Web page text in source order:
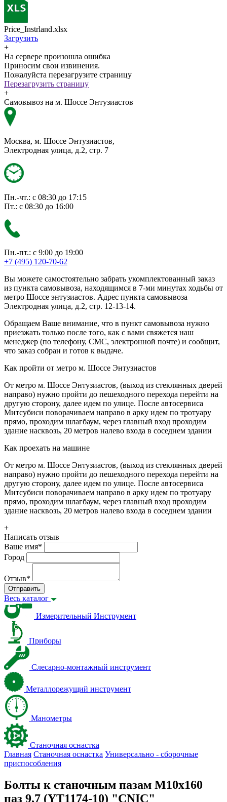
Price_Instrland.xlsx
Загрузить
+
На сервере произошла ошибка
Приносим свои извинения.
Пожалуйста перезагрузите страницу
Перезагрузить страницу
+
Самовывоз на м. Шоссе Энтузиастов
Москва, м. Шоссе Энтузиастов,
Электродная улица, д.2, стр. 7
Пн.-чт.: с 08:30 до 17:15
Пт.: с 08:30 до 16:00
Пн.-пт.: с 9:00 до 19:00
+7 (495) 120-70-62
Вы можете самостоятельно забрать укомплектованный заказ
из пункта самовывоза, находящимся в 7-ми минутах ходьбы от
метро Шоссе энтузиастов. Адрес пункта самовывоза
Электродная улица, д.2, стр. 12-13-14.
Обращаем Ваше внимание, что в пункт самовывоза нужно
приезжать только после того, как с вами свяжется наш
менеджер (по телефону, СМС, электронной почте) и сообщит,
что заказ собран и готов к выдаче.
Как пройти от метро м. Шоссе Энтузиастов
От метро м. Шоссе Энтузиастов, (выход из стеклянных дверей
направо) нужно пройти до пешеходного перехода перейти на
другую сторону, далее идем по улице. После автосервиса
Митсубиси поворачиваем направо в арку идем по тротуару
прямо, проходим шлагбаум, через главный вход проходим
здание насквозь, 20 метров налево входа в соседнем здании
Как проехать на машине
От метро м. Шоссе Энтузиастов, (выход из стеклянных дверей
направо) нужно пройти до пешеходного перехода перейти на
другую сторону, далее идем по улице. После автосервиса
Митсубиси поворачиваем направо в арку идем по тротуару
прямо, проходим шлагбаум, через главный вход проходим
здание насквозь, 20 метров налево входа в соседнем здании
+
Написать отзыв
Ваше имя*
Город
Отзыв*
Отправить
Весь каталог
Измерительный Инструмент
Приборы
Слесарно-монтажный инструмент
Металлорежущий инструмент
Манометры
Станочная оснастка
Главная Станочная оснастка Универсально - сборочные
приспособления
Болты к станочным пазам М10х160
паз 9,7 (YT1174-10) "CNIC"